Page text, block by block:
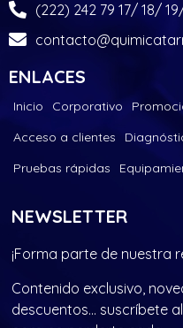
(222) 242 79 17/ 18/
ENLACES
Inicio Corporativo
Acceso a clientes
Pruebas rápidas
NEWSLETTER
¡Forma parte de nuestra
Contenido exclusivo,
descuentos… suscríbete